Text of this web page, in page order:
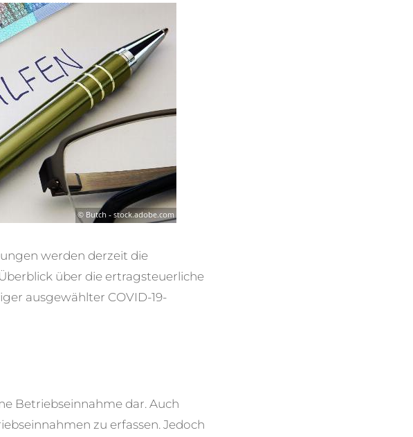
werden derzeit die
über die ertragsteuerliche
ausgewählter COVID-19-
Betriebseinnahme dar. Auch
zu erfassen. Jedoch